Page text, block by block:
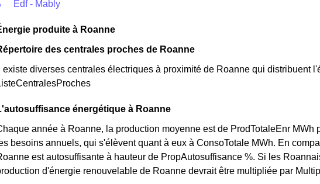
Edf - Mably
produite à Roanne
des centrales proches de Roanne
Il existe diverses centrales électriques à proximité de Roanne qui distribuent
énergétique à Roanne
année à Roanne, la production moyenne est de ProdTotaleEnr MWh
besoins annuels, qui s'élèvent quant à eux à ConsoTotale MWh. En
est autosuffisante à hauteur de PropAutosuffisance %. Si les
d'énergie renouvelable de Roanne devrait être multipliée par